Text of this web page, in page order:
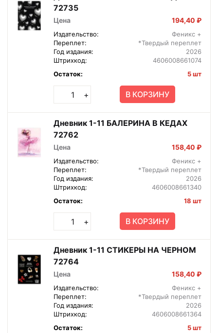
72735
Цена 194,40 ₽
Издательство:
Феникс +
Переплет:
*Твердый переплет
Год издания:
2026
Штрихкод:
4606008661074
Остаток:
5 шт
+ В КОРЗИНУ
Дневник 1-11 БАЛЕРИНА В КЕДАХ
72762
Цена 158,40 ₽
Издательство:
Феникс +
Переплет:
*Твердый переплет
Год издания:
2026
Штрихкод:
4606008661340
Остаток:
18 шт
+ В КОРЗИНУ
Дневник 1-11 СТИКЕРЫ НА ЧЕРНОМ
72764
Цена 158,40 ₽
Издательство:
Феникс +
Переплет:
*Твердый переплет
Год издания:
2026
Штрихкод:
4606008661364
Остаток:
5 шт